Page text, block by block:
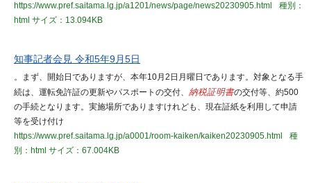
https://www.pref.saitama.lg.jp/a1201/news/page/news20230905.html
種別：
html サイズ：13.094KB
知事記者会見 令和5年9月5日
。まず、開始日でありますが、本年10月2日月曜日であります。対象となる手
続は、運転免許証の更新やパスポートの交付、 納税証明書の交付等、約500
の手続となります。実施場所でありますけれども、現在証紙を利用して申請
等を受け付け
https://www.pref.saitama.lg.jp/a0001/room-kaiken/kaiken20230905.html
種
別：html サイズ：67.004KB